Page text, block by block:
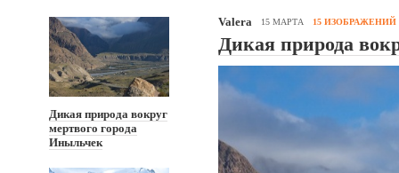
Дикая природа вокруг
мертвого города
Иныльчек
Valera 15 МАРТА 15 ИЗОБРАЖЕНИЙ
Дикая природа